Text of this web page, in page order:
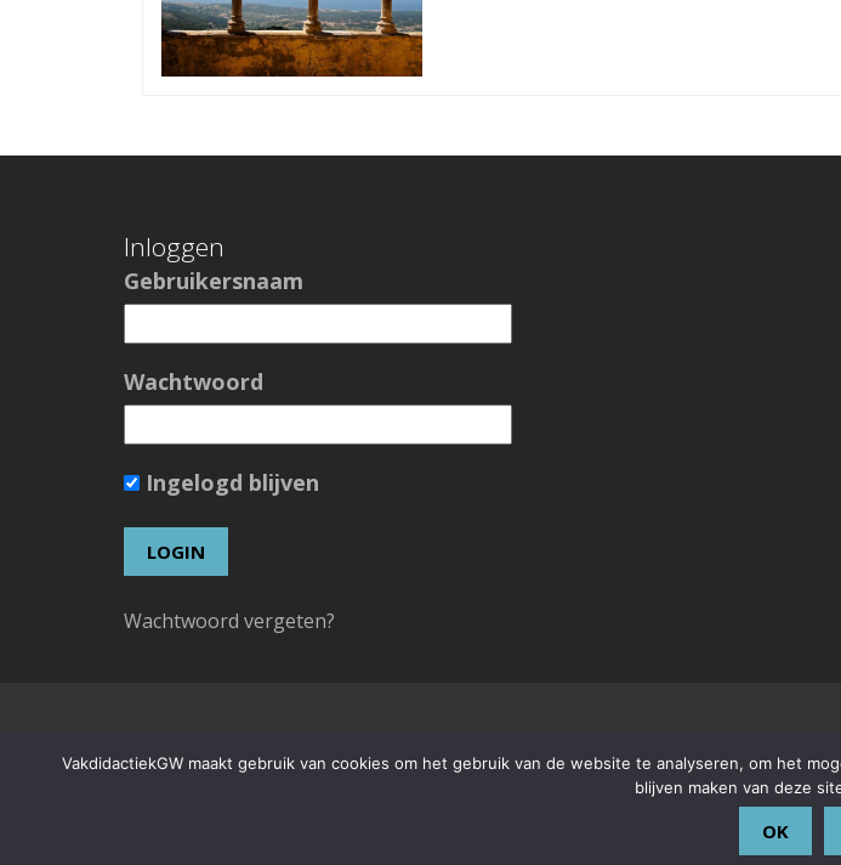
Inloggen
Gebruikersnaam
Wachtwoord
Ingelogd blijven
Wachtwoord vergeten?
VakdidactiekGW maakt gebruik van cookies om het gebruik van de website te analyseren, om het
blijven maken van deze
OK